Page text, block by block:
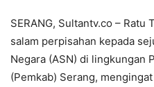
SERANG, Sultantv.co – Ratu
salam perpisahan kepada
Negara (ASN) di lingkungan
(Pemkab) Serang,